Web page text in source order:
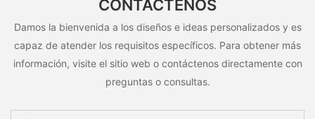
CONTÁCTENOS
Damos la bienvenida a los diseños e ideas personalizados y es
capaz de atender los requisitos específicos. Para obtener más
información, visite el sitio web o contáctenos directamente con
preguntas o consultas.